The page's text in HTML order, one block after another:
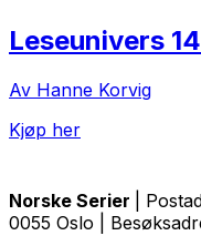
Leseunivers
Av Hanne Korvig
Kjøp her
Norske Serier
|
0055 Oslo |